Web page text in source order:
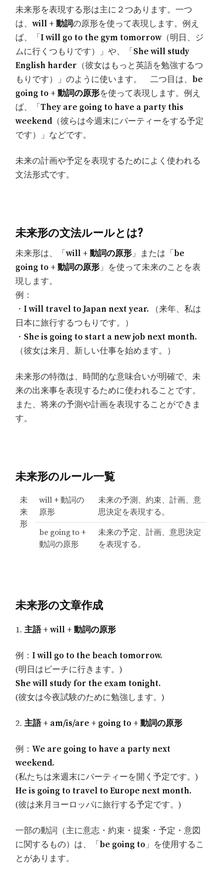
未来形を表現する形は主に２つあります。一つ
は、will + 動詞の原形を使って表現します。例え
ば、「I will go to the gym tomorrow （明日、ジ
ムに行くつもりです）」や、「 She will study
English harder （彼女はもっと英語を勉強するつ
もりです）」のように使います。 二つ目は、be
going to + 動詞の原形を使って表現します。例え
ば、「They are going to have a party this
weekend （彼らは今週末にパーティーをする予定
です）」などです。
未来の計画や予定を表現するためによく使われる
文法形式です。
未来形の文法ルールとは?
未来形は、「will + 動詞の原形 」または「be
going to + 動詞の原形 」を使って未来のことを表
現します。
例：
・I will travel to Japan next year. （来年、私は
日本に旅行するつもりです。）
・ She is going to start a new job next month.
（彼女は来月、新しい仕事を始めます。）
未来形の特徴は、時間的な意味合いが明確で、未
来の出来事を表現するために使われることです。
また、将来の予測や計画を表現することができま
す。
未来形のルール一覧
未
来
形
will + 動詞の
原形
未来の予測、約束、計画、意
思決定を表現する。
be going to +
動詞の原形
未来の予定、計画、意思決定
を表現する。
未来形の文章作成
1.主語 + will + 動詞の原形
例：I will go to the beach tomorrow.
(明日はビーチに行きます。)
She will study for the exam tonight.
(彼女は今夜試験のために勉強します。)
2.主語 + am/is/are + going to + 動詞の原形
例：We are going to have a party next
weekend.
(私たちは来週末にパーティーを開く予定です。)
He is going to travel to Europe next month.
(彼は来月ヨーロッパに旅行する予定です。)
一部の動詞（主に意志・約束・提案・予定・意図
に関するもの）は、「be going to 」を使用するこ
とがあります。